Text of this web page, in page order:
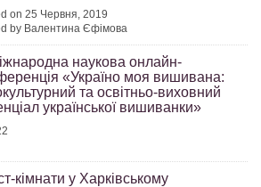
on 25 Червня, 2019
by Валентина Єфімова
Міжнародна наукова онлайн-
«Україно моя вишивана:
та освітньо-виховний
української вишиванки»
кімнати у Харківському